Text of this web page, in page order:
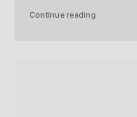
Continue reading